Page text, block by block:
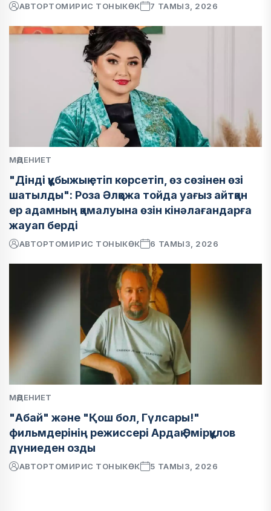
АВТОРТОМИРИС ТОНЫКӨК 7 ТАМЫЗ, 2026
МӘДЕНИЕТ
"Дінді құбыжық етіп көрсетіп, өз сөзінен өзі
шатылды": Роза Әлқожа тойда уағыз айтқан
ер адамның қамалуына өзін кінәлағандарға
жауап берді
АВТОРТОМИРИС ТОНЫКӨК 6 ТАМЫЗ, 2026
МӘДЕНИЕТ
"Абай" және "Қош бол, Гүлсары!"
фильмдерінің режиссері Ардақ Әмірқұлов
дүниеден озды
АВТОРТОМИРИС ТОНЫКӨК 5 ТАМЫЗ, 2026